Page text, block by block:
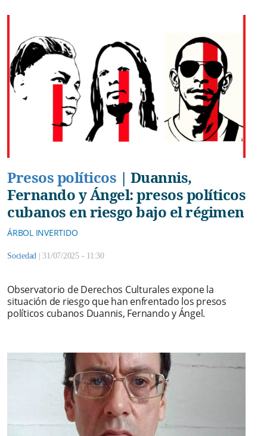
Presos políticos | Duannis,
Fernando y Ángel: presos políticos
cubanos en riesgo bajo el régimen
ÁRBOL INVERTIDO
Sociedad |31/07/2025 - 11:30
Observatorio de Derechos Culturales expone la
situación de riesgo que han enfrentado los presos
políticos cubanos Duannis, Fernando y Ángel.